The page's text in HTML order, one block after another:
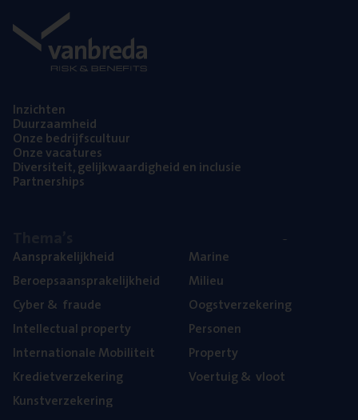
Inzich­ten
Duur­zaam­heid
Onze bedrijfs­cul­tuur
Onze vaca­tu­res
Diver­si­teit, gelijk­waar­dig­heid en inclusie
Part­ner­ships
Aan­spra­ke­lijk­heid
Beroeps­aan­spra­ke­lijk­heid
Cyber& fraude
Intel­lec­tu­al property
Inter­na­ti­o­na­le Mobiliteit
Kre­diet­ver­ze­ke­ring
Kunst­ver­ze­ke­ring
Mari­ne
Mili­eu
Oogst­ver­ze­ke­ring
Per­so­nen
Pro­per­ty
Voer­tuig& vloot